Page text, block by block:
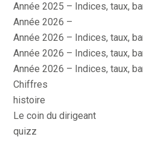
Année 2025 – Indices, taux,
Année 2026 –
Année 2026 – Indices, taux,
Année 2026 – Indices, taux,
Année 2026 – Indices, taux,
Chiffres
histoire
Le coin du dirigeant
quizz